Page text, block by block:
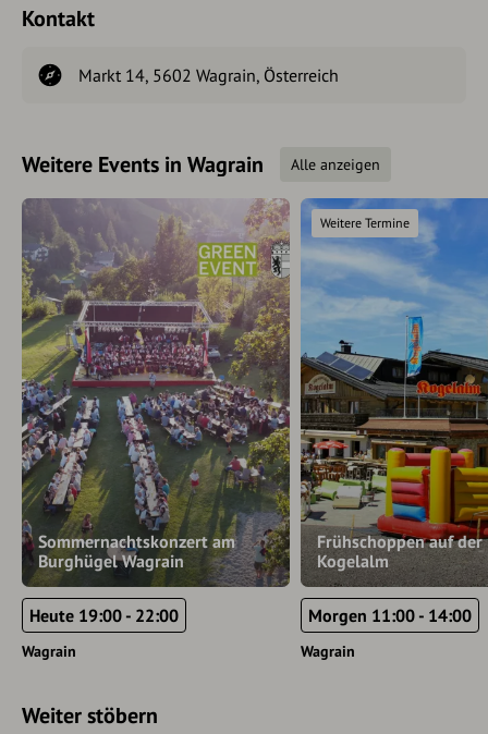
Kontakt
Markt 14, 5602 Wagrain, Österreich
Weitere Events in Wagrain Alle anzeigen
Sommernachtskonzert am
Burghügel Wagrain
Heute 19:00 - 22:00
Wagrain
Frühschoppen auf der
Kogelalm
Weitere Termine
Morgen 11:00 - 14:00
Wagrain
Weiter stöbern